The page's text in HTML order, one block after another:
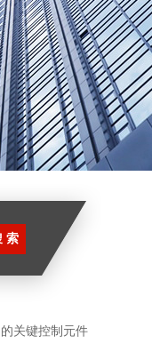
关键控制元件